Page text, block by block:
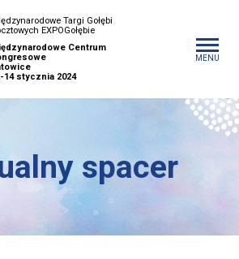
Targi Gołębi
EXPOGołębie
Centrum
14 stycznia 2024
MENU
spacer